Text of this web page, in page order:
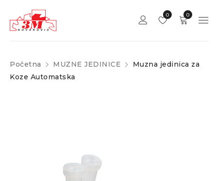
0
0
Početna MUZNE JEDINICE
Muzna jedinica za
Koze Automatska